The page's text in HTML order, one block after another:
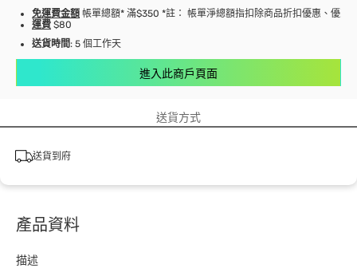
免運費金額 帳單總額* 滿$350 *註： 帳單淨總額指扣除商品折扣優惠、優惠
運費 $80
送貨時間: 5 個工作天
進入此商戶頁面
送貨方式
送貨到府
產品資料
描述